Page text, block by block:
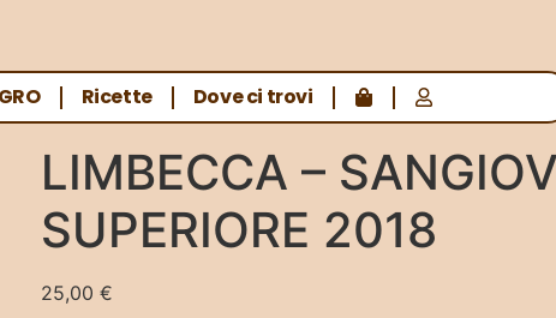
Ricette Dove ci trovi
LIMBECCA –
SUPERIORE 2018
25,00 €